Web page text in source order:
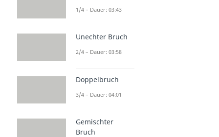
1/4 – Dauer: 03:43
Unechter Bruch
2/4 – Dauer: 03:58
Doppelbruch
3/4 – Dauer: 04:01
Gemischter
Bruch